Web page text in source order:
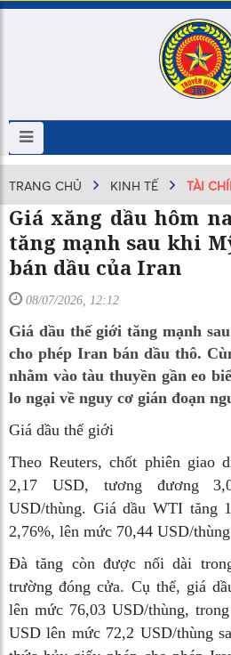
TRANG CHỦ KINH TẾ TÀI
Giá xăng dầu hôm
tăng mạnh sau khi
bán dầu của Iran
08/07/2026, 12:12
Giá dầu thế giới tăng mạnh
cho phép Iran bán dầu thô.
nhằm vào tàu thuyền gần eo
lo ngại về nguy cơ gián đoạn
Giá dầu thế giới
Theo Reuters, chốt phiên giao
2,17 USD, tương đương
USD/thùng. Giá dầu WTI tăng
2,76%, lên mức 70,44 USD/
Đà tăng còn được nối dài
trường đóng cửa. Cụ thể, giá
lên mức 76,03 USD/thùng,
USD lên mức 72,2 USD/thùng